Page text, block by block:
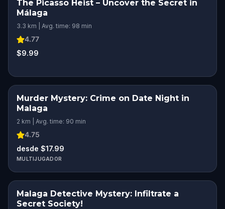
The Picasso Heist – Uncover the Secret in
Málaga
3.3 km | Avg. time: 98 min
4.77
$9.99
Murder Mystery: Crime on Date Night in
Malaga
2 km | Avg. time: 90 min
4.75
desde $17.99
MULTIJUGADOR
Malaga Detective Mystery: Infiltrate a
Secret Society!